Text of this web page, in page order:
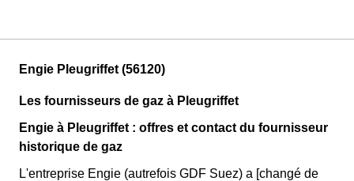
Engie Pleugriffet (56120)
Les fournisseurs de gaz à Pleugriffet
Engie à Pleugriffet : offres et contact du fournisseur
historique de gaz
L'entreprise Engie (autrefois GDF Suez) a [changé de